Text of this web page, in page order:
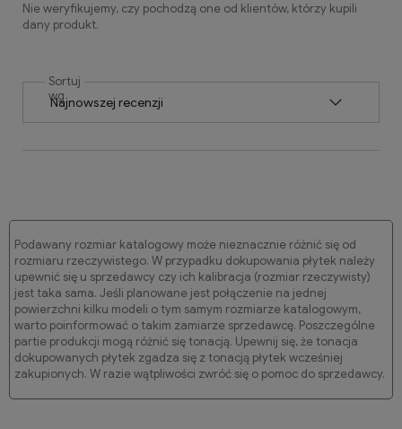
Nie weryfikujemy, czy pochodzą one od klientów, którzy kupili
dany produkt.
Sortuj
wg
Podawany rozmiar katalogowy może nieznacznie różnić się od
rozmiaru rzeczywistego. W przypadku dokupowania płytek należy
upewnić się u sprzedawcy czy ich kalibracja (rozmiar rzeczywisty)
jest taka sama. Jeśli planowane jest połączenie na jednej
powierzchni kilku modeli o tym samym rozmiarze katalogowym,
warto poinformować o takim zamiarze sprzedawcę. Poszczególne
partie produkcji mogą różnić się tonacją. Upewnij się, że tonacja
dokupowanych płytek zgadza się z tonacją płytek wcześniej
zakupionych. W razie wątpliwości zwróć się o pomoc do sprzedawcy.